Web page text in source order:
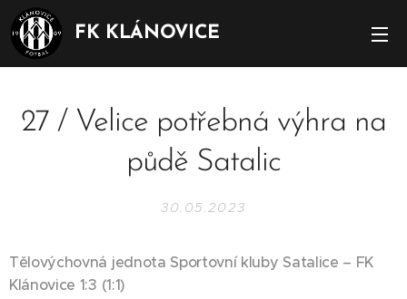
FK KLÁNOVICE
27 / Velice potřebná výhra na
půdě Satalic
30.05.2023
Tělovýchovná jednota Sportovní kluby Satalice – FK
Klánovice 1:3 (1:1)